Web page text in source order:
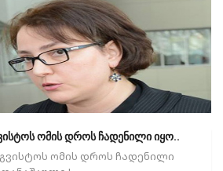
ომის დროს ჩადენილი იყო..
ომის დროს ჩადენილი